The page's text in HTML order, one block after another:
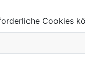
Cookies